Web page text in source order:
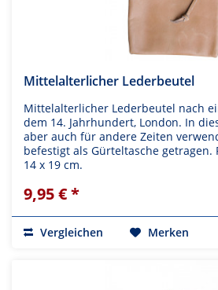
Mittelalterlicher Lederbeutel
Mittelalterlicher Lederbeutel nach
dem 14. Jahrhundert, London. In
aber auch für andere Zeiten
befestigt als Gürteltasche getragen.
14 x 19 cm.
9,95 € *
Vergleichen Merken